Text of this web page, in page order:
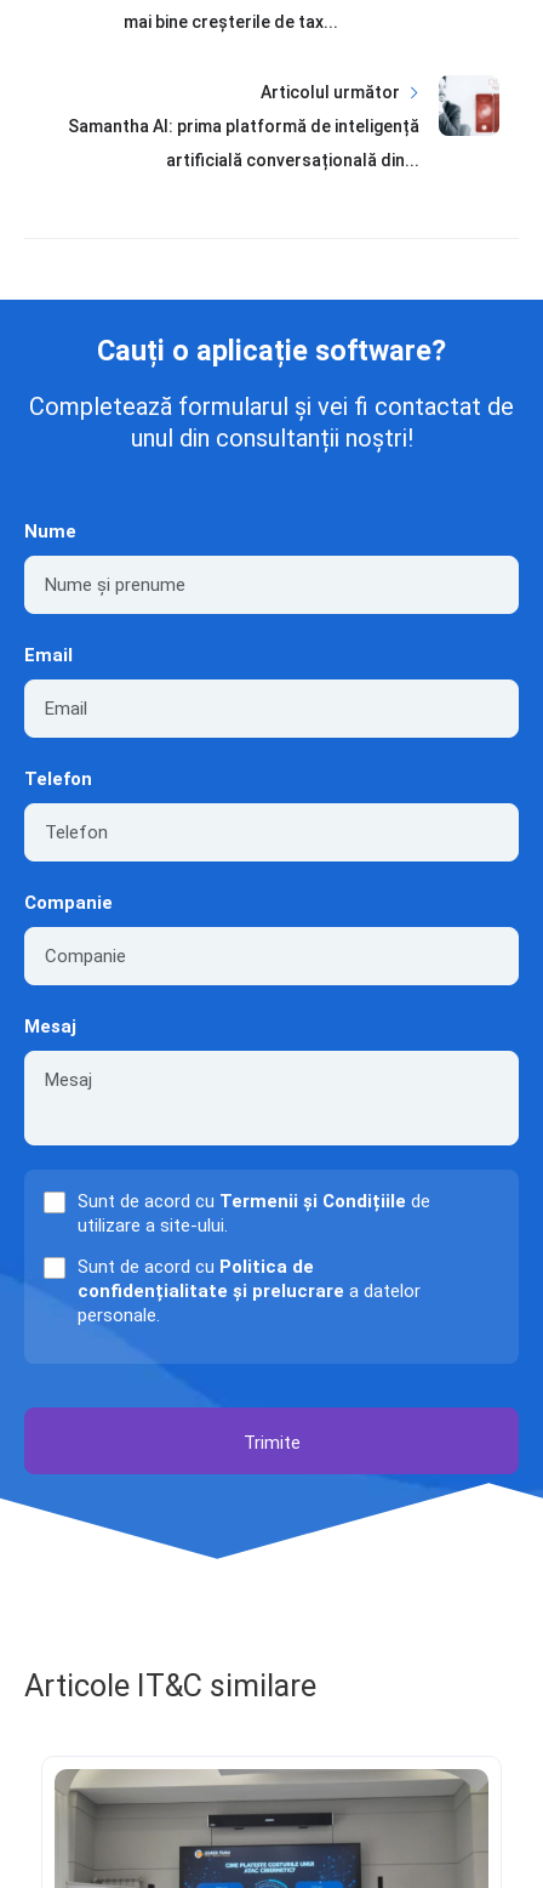
mai bine creșterile de tax...
Articolul următor
Samantha AI: prima platformă de inteligență
artificială conversațională din...
Cauți o aplicație software?
Completează formularul și vei fi contactat de
unul din consultanții noștri!
Nume
Email
Telefon
Companie
Mesaj
Sunt de acord cu Termenii și Condițiile de
utilizare a site-ului.
Sunt de acord cu Politica de
confidențialitate și prelucrare a datelor
personale.
Trimite
Articole IT&C similare